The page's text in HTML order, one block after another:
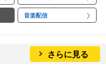
音楽配信
さらに見る